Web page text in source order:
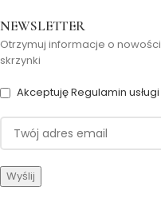
NEWSLETTER
Otrzymuj informacje o
skrzynki
Akceptuję Regulamin